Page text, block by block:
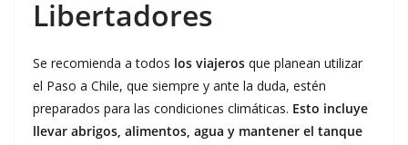
Libertadores
Se recomienda a todos los viajeros que planean utilizar
el Paso a Chile, que siempre y ante la duda, estén
preparados para las condiciones climáticas. Esto incluye
llevar abrigos, alimentos, agua y mantener el tanque